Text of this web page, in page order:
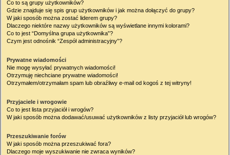
Co to są grupy użytkowników?
Gdzie znajduje się spis grup użytkowników i jak można dołączyć do grupy?
W jaki sposób można zostać liderem grupy?
Dlaczego niektóre nazwy użytkowników są wyświetlane innymi kolorami?
Co to jest “Domyślna grupa użytkownika”?
Czym jest odnośnik “Zespół administracyjny”?
Prywatne wiadomości
Nie mogę wysyłać prywatnych wiadomości!
Otrzymuję niechciane prywatne wiadomości!
Otrzymałem/otrzymałam spam lub obraźliwy e-mail od kogoś z tej witryny!
Przyjaciele i wrogowie
Co to jest lista przyjaciół i wrogów?
W jaki sposób można dodawać/usuwać użytkowników z listy przyjaciół lub wrogów?
Przeszukiwanie forów
W jaki sposób można przeszukiwać fora?
Dlaczego moje wyszukiwanie nie zwraca wyników?